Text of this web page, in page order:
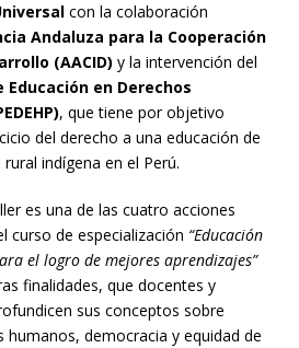
con la colaboración
Andaluza para la Cooperación
(AACID) y la intervención del
en Derechos
, que tiene por objetivo
del derecho a una educación de
indígena en el Perú.
es una de las cuatro acciones
curso de especialización “Educación
el logro de mejores aprendizajes”
finalidades, que docentes y
sus conceptos sobre
humanos, democracia y equidad de